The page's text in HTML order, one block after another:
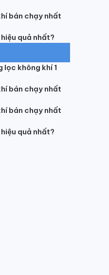
bán chạy nhất
quả nhất?
lọc không khí 1
bán chạy nhất
bán chạy nhất
quả nhất?